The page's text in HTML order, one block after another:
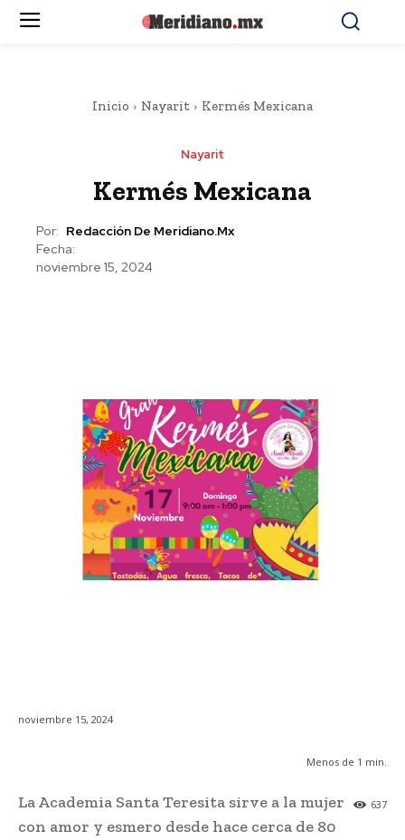
Inicio Nayarit Kermés Mexicana
Nayarit
Kermés Mexicana
Por: Redacción De Meridiano.mx
Fecha:
noviembre 15, 2024
noviembre 15, 2024
Menos de 1 min.
637
La Academia Santa Teresita sirve a la mujer
con amor y esmero desde hace cerca de 80